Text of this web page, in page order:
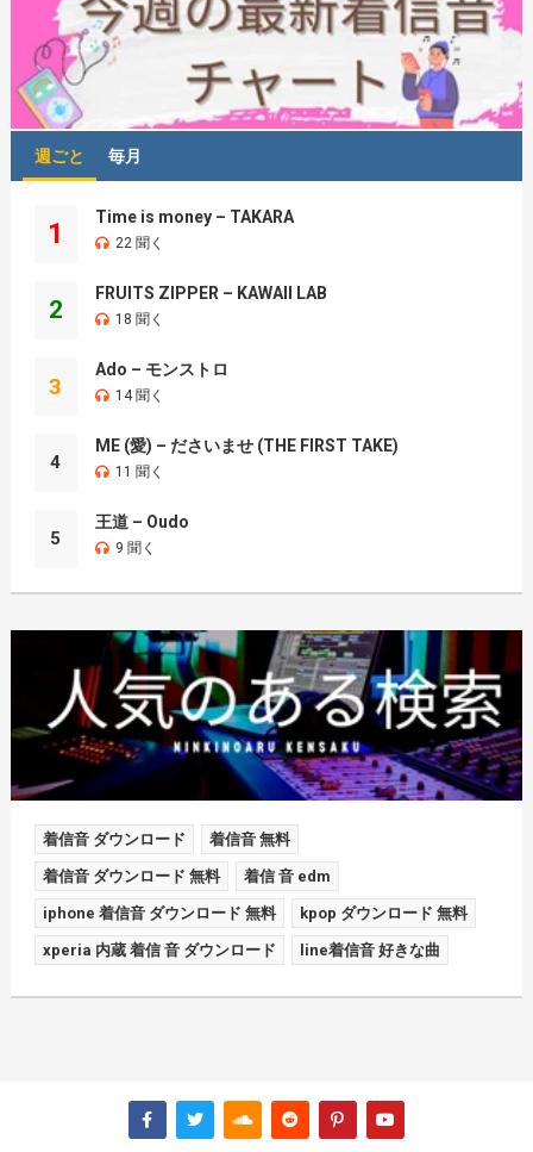
週ごと 毎月
1
Time is money – TAKARA
22 聞く
2
FRUITS ZIPPER – KAWAII LAB
18 聞く
3
Ado – モンストロ
14 聞く
4
ME (愛) – ださいませ (THE FIRST TAKE)
11 聞く
5
王道 – Oudo
9 聞く
着信音 ダウンロード 着信音 無料
着信音 ダウンロード 無料 着信 音 edm
iphone 着信音 ダウンロード 無料 kpop ダウンロード 無料
xperia 内蔵 着信 音 ダウンロード line着信音 好きな曲